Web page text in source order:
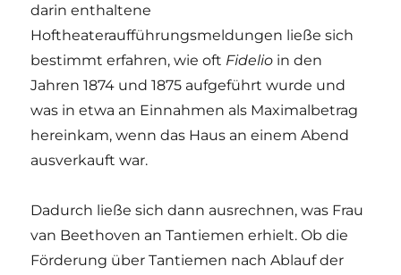
darin enthaltene
Hoftheateraufführungsmeldungen ließe sich
bestimmt erfahren, wie oft Fidelio in den
Jahren 1874 und 1875 aufgeführt wurde und
was in etwa an Einnahmen als Maximalbetrag
hereinkam, wenn das Haus an einem Abend
ausverkauft war.
Dadurch ließe sich dann ausrechnen, was Frau
van Beethoven an Tantiemen erhielt. Ob die
Förderung über Tantiemen nach Ablauf der